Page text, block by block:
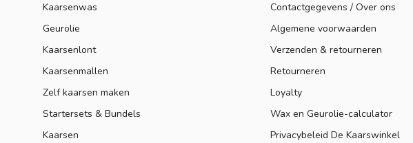
Kaarsenwas
Geurolie
Kaarsenlont
Kaarsenmallen
Zelf kaarsen maken
Startersets & Bundels
Kaarsen
Contactgegevens / Over ons
Algemene voorwaarden
Verzenden & retourneren
Retourneren
Loyalty
Wax en Geurolie-calculator
Privacybeleid De Kaarswinkel